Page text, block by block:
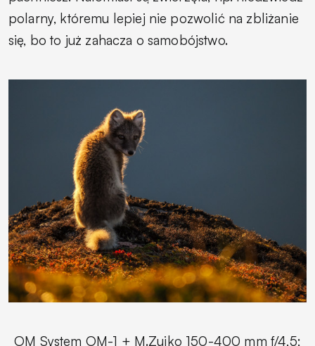
polarny, któremu lepiej nie pozwolić na zbliżanie
się, bo to już zahacza o samobójstwo.
OM System OM-1 + M.Zuiko 150-400 mm f/4,5;